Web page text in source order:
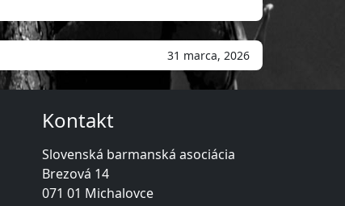
31 marca, 2026
Kontakt
Slovenská barmanská asociácia
Brezová 14
071 01 Michalovce